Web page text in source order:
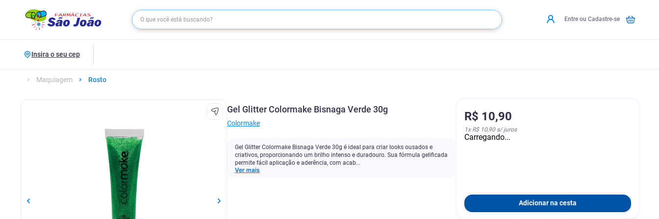
Entre ou Cadastre-se
Insira o seu cep
Maquiagem Rosto
Gel Glitter Colormake Bisnaga Verde 30g
Colormake
Gel Glitter Colormake Bisnaga Verde 30g é ideal para criar looks ousados e
criativos, proporcionando um brilho intenso e duradouro. Sua fórmula gelificada
permite fácil aplicação e aderência, com acab...
Ver mais
R$ 10,90
1x R$ 10,90s/ juros
Carregando...
Adicionar na cesta